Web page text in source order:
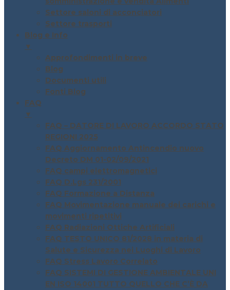
Settore saloni di acconciatori
Settore trasporti
Blog e Info
▼
Approfondimenti in breve
Blog
Documenti utili
Fonti Blog
FAQ
▼
FAQ – DATORE DI LAVORO ACCORDO STATO
REGIONI 2025
FAQ Aggiornamento Antincendio nuovo
Decreto DM 01-02/09/2021
FAQ campi elettromagnetici
FAQ D.Lgs 231/2001
FAQ Formazione a Distanza
FAQ Movimentazione manuale dei carichi e
movimenti ripetitivi
FAQ Radiazioni Ottiche Artificiali
FAQ TESTO UNICO 81/2028 in materia di
Salute e Sicurezza nei Luoghi di Lavoro
FAQ Stress Lavoro Correlato
FAQ SISTEMI DI GESTIONE AMBIENTALE UNI
EN ISO 14001 TUTTO QUELLO CHE C’È DA